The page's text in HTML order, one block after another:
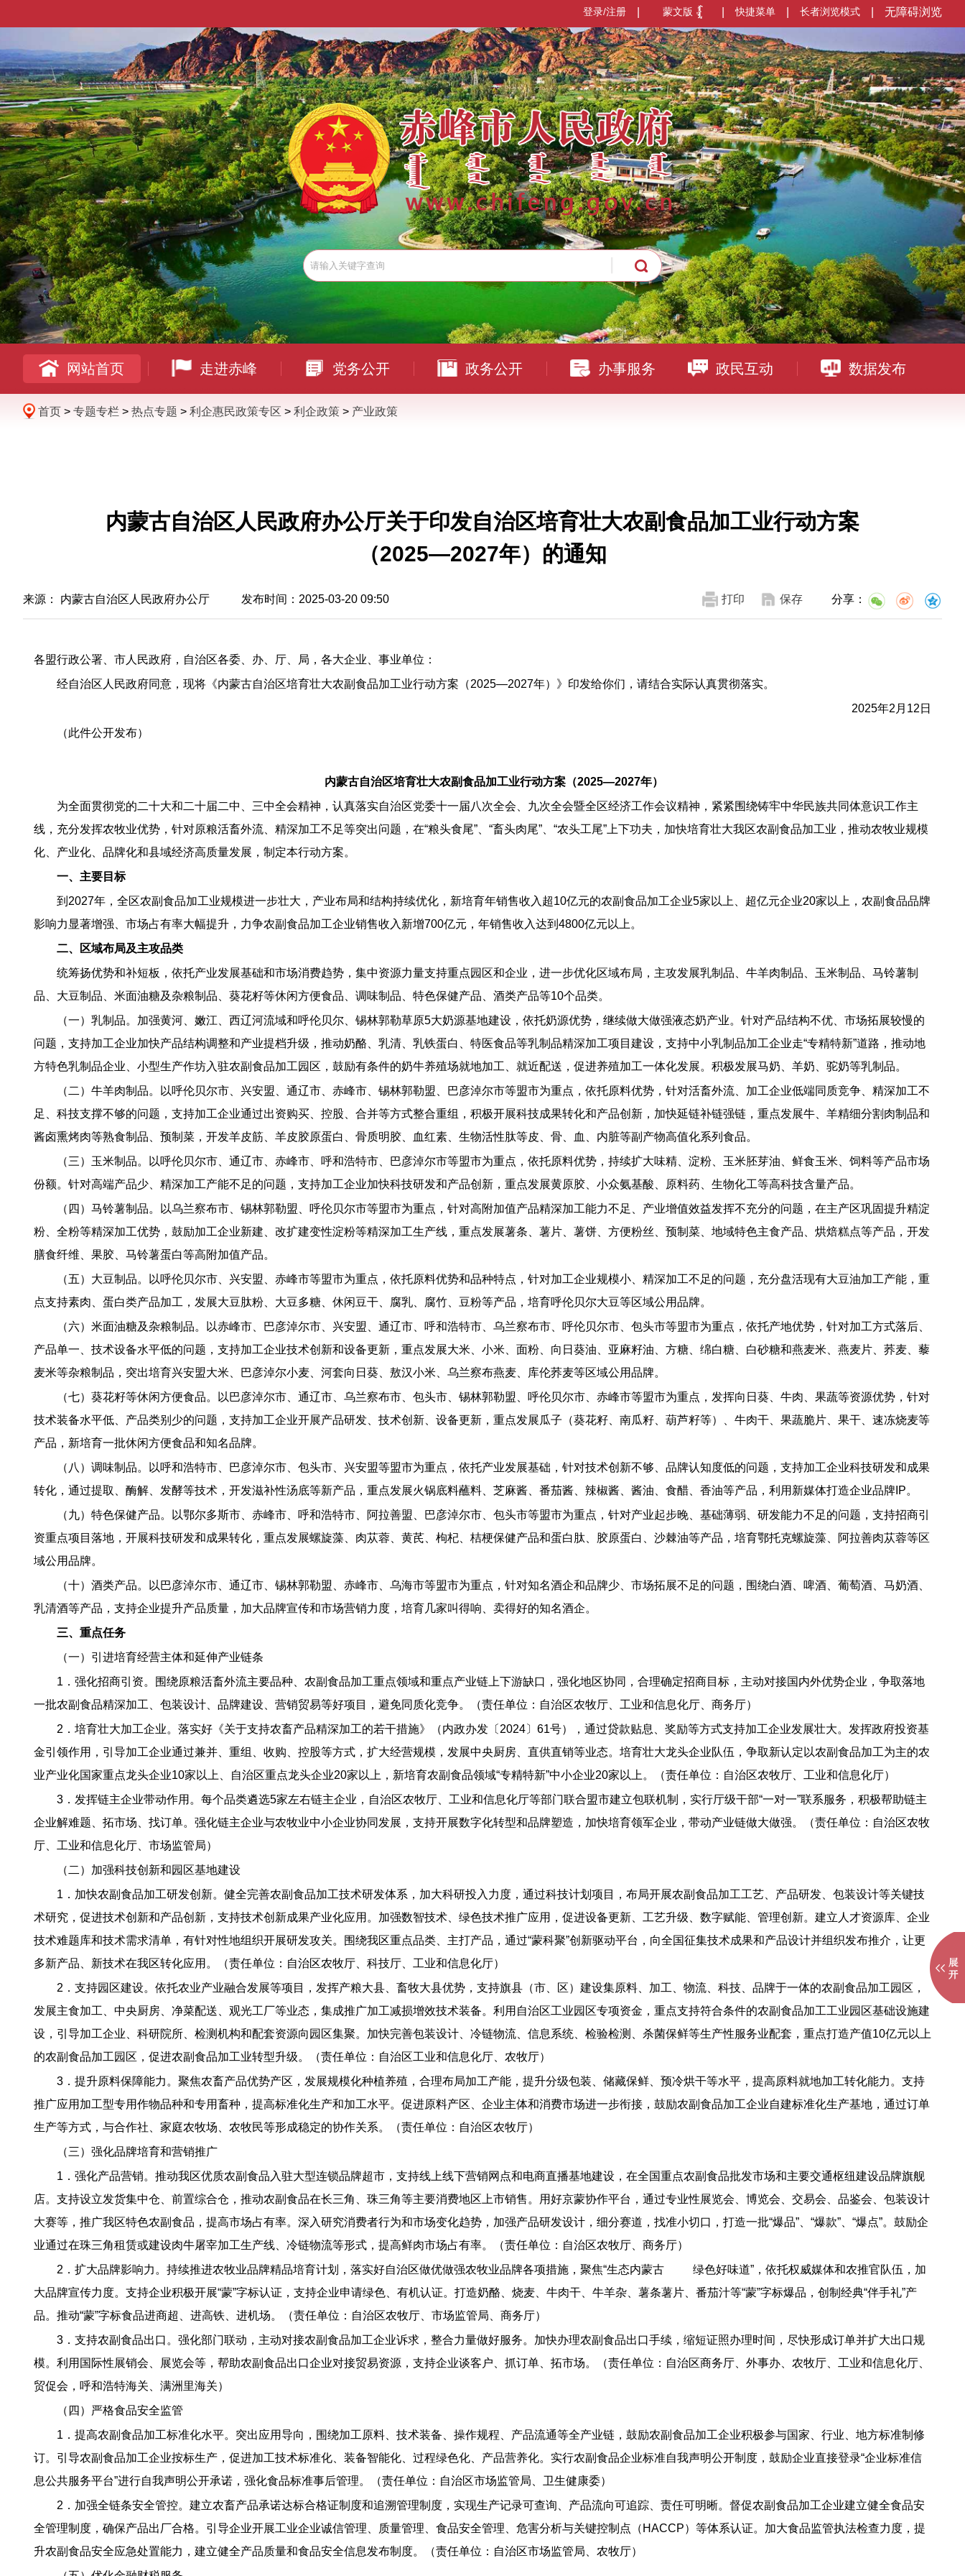
无障碍浏览
长者浏览模式
快捷菜单
蒙文版
登录/注册
网站首页 走进赤峰 党务公开 政务公开 办事服务 政民互动 数据发布
首页 > 专题专栏 > 热点专题 > 利企惠民政策专区 > 利企政策 > 产业政策
内蒙古自治区人民政府办公厅关于印发自治区培育壮大农副食品加工业行动方案
（2025—2027年）的通知
来源： 内蒙古自治区人民政府办公厅 发布时间：2025-03-20 09:50 打印 保存 分享：
各盟行政公署、市人民政府，自治区各委、办、厅、局，各大企业、事业单位：
经自治区人民政府同意，现将《内蒙古自治区培育壮大农副食品加工业行动方案（2025—2027年）》印发给你们，请结合实际认真贯彻落实。
2025年2月12日
（此件公开发布）
内蒙古自治区培育壮大农副食品加工业行动方案（2025—2027年）
为全面贯彻党的二十大和二十届二中、三中全会精神，认真落实自治区党委十一届八次全会、九次全会暨全区经济工作会议精神，紧紧围绕铸牢中华民族共同体意识工作主
线，充分发挥农牧业优势，针对原粮活畜外流、精深加工不足等突出问题，在“粮头食尾”、“畜头肉尾”、“农头工尾”上下功夫，加快培育壮大我区农副食品加工业，推动农牧业规模
化、产业化、品牌化和县域经济高质量发展，制定本行动方案。
一、主要目标
到2027年，全区农副食品加工业规模进一步壮大，产业布局和结构持续优化，新培育年销售收入超10亿元的农副食品加工企业5家以上、超亿元企业20家以上，农副食品品牌
影响力显著增强、市场占有率大幅提升，力争农副食品加工企业销售收入新增700亿元，年销售收入达到4800亿元以上。
二、区域布局及主攻品类
统筹扬优势和补短板，依托产业发展基础和市场消费趋势，集中资源力量支持重点园区和企业，进一步优化区域布局，主攻发展乳制品、牛羊肉制品、玉米制品、马铃薯制
品、大豆制品、米面油糖及杂粮制品、葵花籽等休闲方便食品、调味制品、特色保健产品、酒类产品等10个品类。
（一）乳制品。加强黄河、嫩江、西辽河流域和呼伦贝尔、锡林郭勒草原5大奶源基地建设，依托奶源优势，继续做大做强液态奶产业。针对产品结构不优、市场拓展较慢的
问题，支持加工企业加快产品结构调整和产业提档升级，推动奶酪、乳清、乳铁蛋白、特医食品等乳制品精深加工项目建设，支持中小乳制品加工企业走“专精特新”道路，推动地
方特色乳制品企业、小型生产作坊入驻农副食品加工园区，鼓励有条件的奶牛养殖场就地加工、就近配送，促进养殖加工一体化发展。积极发展马奶、羊奶、驼奶等乳制品。
（二）牛羊肉制品。以呼伦贝尔市、兴安盟、通辽市、赤峰市、锡林郭勒盟、巴彦淖尔市等盟市为重点，依托原料优势，针对活畜外流、加工企业低端同质竞争、精深加工不
足、科技支撑不够的问题，支持加工企业通过出资购买、控股、合并等方式整合重组，积极开展科技成果转化和产品创新，加快延链补链强链，重点发展牛、羊精细分割肉制品和
酱卤熏烤肉等熟食制品、预制菜，开发羊皮筋、羊皮胶原蛋白、骨质明胶、血红素、生物活性肽等皮、骨、血、内脏等副产物高值化系列食品。
（三）玉米制品。以呼伦贝尔市、通辽市、赤峰市、呼和浩特市、巴彦淖尔市等盟市为重点，依托原料优势，持续扩大味精、淀粉、玉米胚芽油、鲜食玉米、饲料等产品市场
份额。针对高端产品少、精深加工产能不足的问题，支持加工企业加快科技研发和产品创新，重点发展黄原胶、小众氨基酸、原料药、生物化工等高科技含量产品。
（四）马铃薯制品。以乌兰察布市、锡林郭勒盟、呼伦贝尔市等盟市为重点，针对高附加值产品精深加工能力不足、产业增值效益发挥不充分的问题，在主产区巩固提升精淀
粉、全粉等精深加工优势，鼓励加工企业新建、改扩建变性淀粉等精深加工生产线，重点发展薯条、薯片、薯饼、方便粉丝、预制菜、地域特色主食产品、烘焙糕点等产品，开发
膳食纤维、果胶、马铃薯蛋白等高附加值产品。
（五）大豆制品。以呼伦贝尔市、兴安盟、赤峰市等盟市为重点，依托原料优势和品种特点，针对加工企业规模小、精深加工不足的问题，充分盘活现有大豆油加工产能，重
点支持素肉、蛋白类产品加工，发展大豆肽粉、大豆多糖、休闲豆干、腐乳、腐竹、豆粉等产品，培育呼伦贝尔大豆等区域公用品牌。
（六）米面油糖及杂粮制品。以赤峰市、巴彦淖尔市、兴安盟、通辽市、呼和浩特市、乌兰察布市、呼伦贝尔市、包头市等盟市为重点，依托产地优势，针对加工方式落后、
产品单一、技术设备水平低的问题，支持加工企业技术创新和设备更新，重点发展大米、小米、面粉、向日葵油、亚麻籽油、方糖、绵白糖、白砂糖和燕麦米、燕麦片、荞麦、藜
麦米等杂粮制品，突出培育兴安盟大米、巴彦淖尔小麦、河套向日葵、敖汉小米、乌兰察布燕麦、库伦荞麦等区域公用品牌。
（七）葵花籽等休闲方便食品。以巴彦淖尔市、通辽市、乌兰察布市、包头市、锡林郭勒盟、呼伦贝尔市、赤峰市等盟市为重点，发挥向日葵、牛肉、果蔬等资源优势，针对
技术装备水平低、产品类别少的问题，支持加工企业开展产品研发、技术创新、设备更新，重点发展瓜子（葵花籽、南瓜籽、葫芦籽等）、牛肉干、果蔬脆片、果干、速冻烧麦等
产品，新培育一批休闲方便食品和知名品牌。
（八）调味制品。以呼和浩特市、巴彦淖尔市、包头市、兴安盟等盟市为重点，依托产业发展基础，针对技术创新不够、品牌认知度低的问题，支持加工企业科技研发和成果
转化，通过提取、酶解、发酵等技术，开发滋补性汤底等新产品，重点发展火锅底料蘸料、芝麻酱、番茄酱、辣椒酱、酱油、食醋、香油等产品，利用新媒体打造企业品牌IP。
（九）特色保健产品。以鄂尔多斯市、赤峰市、呼和浩特市、阿拉善盟、巴彦淖尔市、包头市等盟市为重点，针对产业起步晚、基础薄弱、研发能力不足的问题，支持招商引
资重点项目落地，开展科技研发和成果转化，重点发展螺旋藻、肉苁蓉、黄芪、枸杞、桔梗保健产品和蛋白肽、胶原蛋白、沙棘油等产品，培育鄂托克螺旋藻、阿拉善肉苁蓉等区
域公用品牌。
（十）酒类产品。以巴彦淖尔市、通辽市、锡林郭勒盟、赤峰市、乌海市等盟市为重点，针对知名酒企和品牌少、市场拓展不足的问题，围绕白酒、啤酒、葡萄酒、马奶酒、
乳清酒等产品，支持企业提升产品质量，加大品牌宣传和市场营销力度，培育几家叫得响、卖得好的知名酒企。
三、重点任务
（一）引进培育经营主体和延伸产业链条
1．强化招商引资。围绕原粮活畜外流主要品种、农副食品加工重点领域和重点产业链上下游缺口，强化地区协同，合理确定招商目标，主动对接国内外优势企业，争取落地
一批农副食品精深加工、包装设计、品牌建设、营销贸易等好项目，避免同质化竞争。（责任单位：自治区农牧厅、工业和信息化厅、商务厅）
2．培育壮大加工企业。落实好《关于支持农畜产品精深加工的若干措施》（内政办发〔2024〕61号），通过贷款贴息、奖励等方式支持加工企业发展壮大。发挥政府投资基
金引领作用，引导加工企业通过兼并、重组、收购、控股等方式，扩大经营规模，发展中央厨房、直供直销等业态。培育壮大龙头企业队伍，争取新认定以农副食品加工为主的农
业产业化国家重点龙头企业10家以上、自治区重点龙头企业20家以上，新培育农副食品领域“专精特新”中小企业20家以上。（责任单位：自治区农牧厅、工业和信息化厅）
3．发挥链主企业带动作用。每个品类遴选5家左右链主企业，自治区农牧厅、工业和信息化厅等部门联合盟市建立包联机制，实行厅级干部“一对一”联系服务，积极帮助链主
企业解难题、拓市场、找订单。强化链主企业与农牧业中小企业协同发展，支持开展数字化转型和品牌塑造，加快培育领军企业，带动产业链做大做强。（责任单位：自治区农牧
厅、工业和信息化厅、市场监管局）
（二）加强科技创新和园区基地建设
1．加快农副食品加工研发创新。健全完善农副食品加工技术研发体系，加大科研投入力度，通过科技计划项目，布局开展农副食品加工工艺、产品研发、包装设计等关键技
术研究，促进技术创新和产品创新，支持技术创新成果产业化应用。加强数智技术、绿色技术推广应用，促进设备更新、工艺升级、数字赋能、管理创新。建立人才资源库、企业
技术难题库和技术需求清单，有针对性地组织开展研发攻关。围绕我区重点品类、主打产品，通过“蒙科聚”创新驱动平台，向全国征集技术成果和产品设计并组织发布推介，让更
多新产品、新技术在我区转化应用。（责任单位：自治区农牧厅、科技厅、工业和信息化厅）
2．支持园区建设。依托农业产业融合发展等项目，发挥产粮大县、畜牧大县优势，支持旗县（市、区）建设集原料、加工、物流、科技、品牌于一体的农副食品加工园区，
发展主食加工、中央厨房、净菜配送、观光工厂等业态，集成推广加工减损增效技术装备。利用自治区工业园区专项资金，重点支持符合条件的农副食品加工工业园区基础设施建
设，引导加工企业、科研院所、检测机构和配套资源向园区集聚。加快完善包装设计、冷链物流、信息系统、检验检测、杀菌保鲜等生产性服务业配套，重点打造产值10亿元以上
的农副食品加工园区，促进农副食品加工业转型升级。（责任单位：自治区工业和信息化厅、农牧厅）
3．提升原料保障能力。聚焦农畜产品优势产区，发展规模化种植养殖，合理布局加工产能，提升分级包装、储藏保鲜、预冷烘干等水平，提高原料就地加工转化能力。支持
推广应用加工型专用作物品种和专用畜种，提高标准化生产和加工水平。促进原料产区、企业主体和消费市场进一步衔接，鼓励农副食品加工企业自建标准化生产基地，通过订单
生产等方式，与合作社、家庭农牧场、农牧民等形成稳定的协作关系。（责任单位：自治区农牧厅）
（三）强化品牌培育和营销推广
1．强化产品营销。推动我区优质农副食品入驻大型连锁品牌超市，支持线上线下营销网点和电商直播基地建设，在全国重点农副食品批发市场和主要交通枢纽建设品牌旗舰
店。支持设立发货集中仓、前置综合仓，推动农副食品在长三角、珠三角等主要消费地区上市销售。用好京蒙协作平台，通过专业性展览会、博览会、交易会、品鉴会、包装设计
大赛等，推广我区特色农副食品，提高市场占有率。深入研究消费者行为和市场变化趋势，加强产品研发设计，细分赛道，找准小切口，打造一批“爆品”、“爆款”、“爆点”。鼓励企
业通过在珠三角租赁或建设肉牛屠宰加工生产线、冷链物流等形式，提高鲜肉市场占有率。（责任单位：自治区农牧厅、商务厅）
2．扩大品牌影响力。持续推进农牧业品牌精品培育计划，落实好自治区做优做强农牧业品牌各项措施，聚焦“生态内蒙古 绿色好味道”，依托权威媒体和农推官队伍，加
大品牌宣传力度。支持企业积极开展“蒙”字标认证，支持企业申请绿色、有机认证。打造奶酪、烧麦、牛肉干、牛羊杂、薯条薯片、番茄汁等“蒙”字标爆品，创制经典“伴手礼”产
品。推动“蒙”字标食品进商超、进高铁、进机场。（责任单位：自治区农牧厅、市场监管局、商务厅）
3．支持农副食品出口。强化部门联动，主动对接农副食品加工企业诉求，整合力量做好服务。加快办理农副食品出口手续，缩短证照办理时间，尽快形成订单并扩大出口规
模。利用国际性展销会、展览会等，帮助农副食品出口企业对接贸易资源，支持企业谈客户、抓订单、拓市场。（责任单位：自治区商务厅、外事办、农牧厅、工业和信息化厅、
贸促会，呼和浩特海关、满洲里海关）
（四）严格食品安全监管
1．提高农副食品加工标准化水平。突出应用导向，围绕加工原料、技术装备、操作规程、产品流通等全产业链，鼓励农副食品加工企业积极参与国家、行业、地方标准制修
订。引导农副食品加工企业按标生产，促进加工技术标准化、装备智能化、过程绿色化、产品营养化。实行农副食品企业标准自我声明公开制度，鼓励企业直接登录“企业标准信
息公共服务平台”进行自我声明公开承诺，强化食品标准事后管理。（责任单位：自治区市场监管局、卫生健康委）
2．加强全链条安全管控。建立农畜产品承诺达标合格证制度和追溯管理制度，实现生产记录可查询、产品流向可追踪、责任可明晰。督促农副食品加工企业建立健全食品安
全管理制度，确保产品出厂合格。引导企业开展工业企业诚信管理、质量管理、食品安全管理、危害分析与关键控制点（HACCP）等体系认证。加大食品监管执法检查力度，提
升农副食品安全应急处置能力，建立健全产品质量和食品安全信息发布制度。（责任单位：自治区市场监管局、农牧厅）